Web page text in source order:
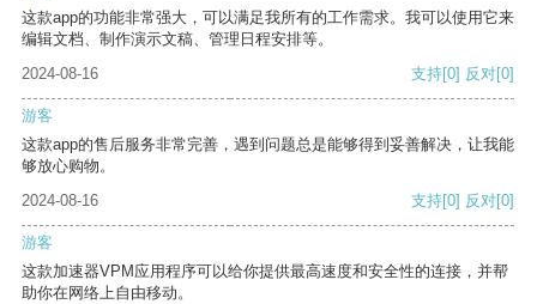
这款app的功能非常强大，可以满足我所有的工作需求。我可以使用它来
编辑文档、制作演示文稿、管理日程安排等。
2024-08-16
支持[0] 反对[0]
游客
这款app的售后服务非常完善，遇到问题总是能够得到妥善解决，让我能
够放心购物。
2024-08-16
支持[0] 反对[0]
游客
这款加速器VPM应用程序可以给你提供最高速度和安全性的连接，并帮
助你在网络上自由移动。